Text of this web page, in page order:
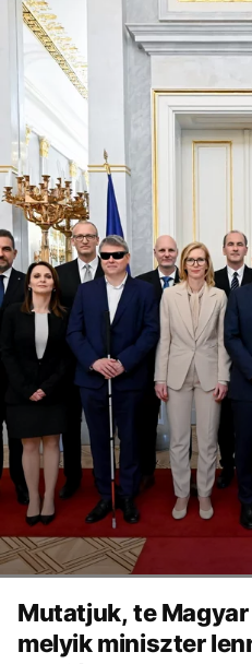
Mutatjuk, te
melyik miniszter